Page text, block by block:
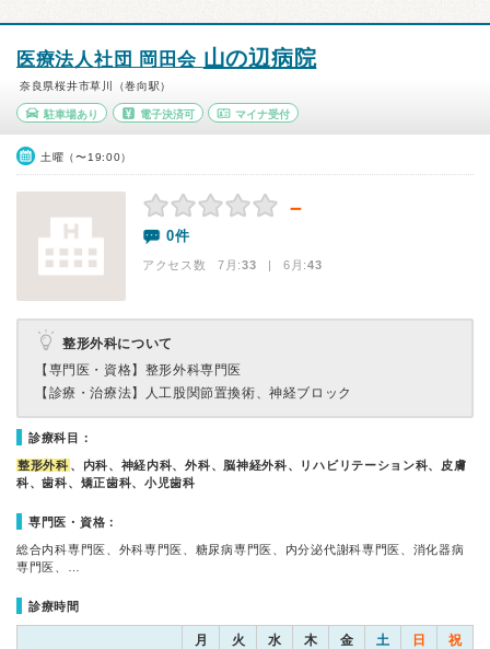
医療法人社団 岡田会 山の辺病院
奈良県桜井市草川（巻向駅）
駐車場あり 電子決済可 マイナ受付
土曜（〜19:00）
－
0件
アクセス数 7月:33 | 6月:43
整形外科について
【専門医・資格】 整形外科専門医
【診療・治療法】
人工股関節置換術、神経ブロック
診療科目：
整形外科 、内科、神経内科、外科、脳神経外科、リハビリテーション科、皮膚
科、歯科、矯正歯科、小児歯科
専門医・資格：
総合内科専門医、外科専門医、糖尿病専門医、内分泌代謝科専門医、消化器病
専門医、…
診療時間
月 火 水 木 金 土 日 祝